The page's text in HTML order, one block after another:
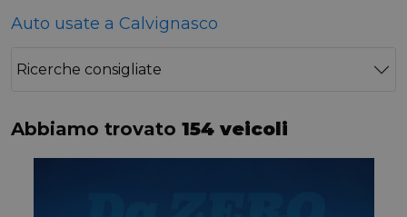
Auto usate a Calvignasco
Ricerche consigliate
Abbiamo trovato 154 veicoli